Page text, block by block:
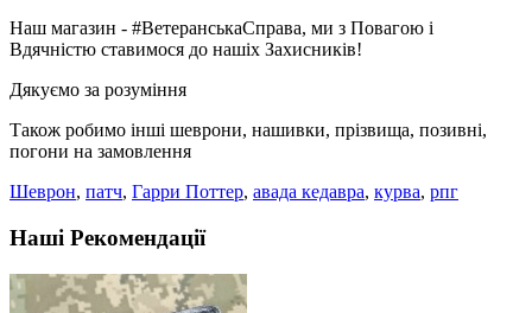
Наш магазин - #ВетеранськаСправа, ми з Повагою і
Вдячністю ставимося до нашіх Захисників!
Дякуємо за розуміння
Також робимо інші шеврони, нашивки, прізвища, позивні,
погони на замовлення
Шеврон, патч, Гарри Поттер, авада кедавра, курва, рпг
Наші Рекомендації